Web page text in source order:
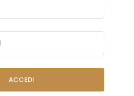
ACCEDI